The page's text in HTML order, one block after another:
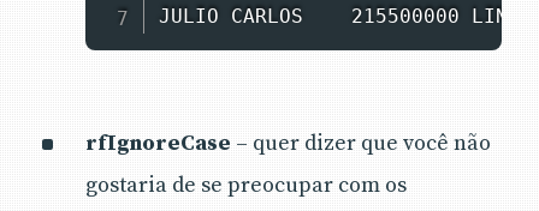
JULIO CARLOS    215500000
rfIgnoreCase – quer dizer que você não
gostaria de se preocupar com os